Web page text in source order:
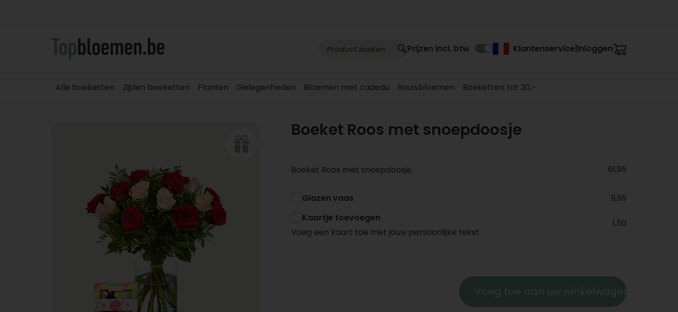
Prijzen incl. btw Klantenservice Inloggen
Alle boeketten Zijden boeketten Planten Gelegenheden Bloemen met cadeau Rouwbloemen Boeketten tot 30,-
Boeket Roos met snoepdoosje
Boeket Roos met snoepdoosje 61,95
Glazen vaas
9,95
Kaartje toevoegen
Voeg een kaart toe met jouw persoonlijke tekst
1,50
Voeg toe aan uw winkelwagen